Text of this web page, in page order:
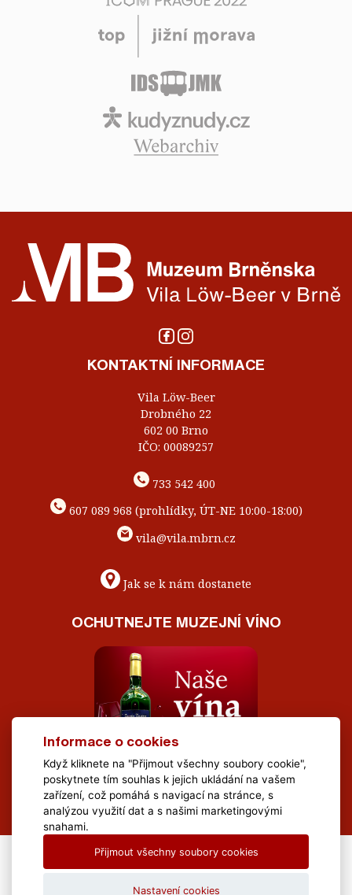
KONTAKTNÍ INFORMACE
Vila Löw-Beer
Drobného 22
602 00 Brno
IČO: 00089257
733 542 400
607 089 968 (prohlídky, ÚT-NE 10:00-18:00)
vila@vila.mbrn.cz
Jak se k nám dostanete
OCHUTNEJTE MUZEJNÍ VÍNO
All Rights Reserved Muzeum Brněnska © 2020, Webdesign by
Informace o cookies
Když kliknete na "Přijmout všechny soubory cookie",
poskytnete tím souhlas k jejich ukládání na vašem
zařízení, což pomáhá s navigací na stránce, s
analýzou využití dat a s našimi marketingovými
snahami.
Přijmout všechny soubory cookies
Nastavení cookies